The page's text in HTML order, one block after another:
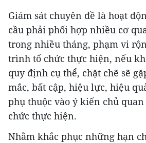
Giám sát chuyên đề là hoạt
cầu phải phối hợp nhiều cơ
trong nhiều tháng, phạm vi
trình tổ chức thực hiện, nếu
quy định cụ thể, chặt chẽ sẽ
mắc, bất cập, hiệu lực, hiệu
phụ thuộc vào ý kiến chủ
chức thực hiện.
Nhằm khắc phục những hạn